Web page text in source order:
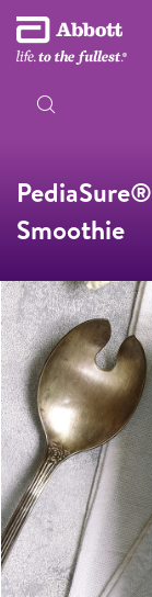
Smoothie